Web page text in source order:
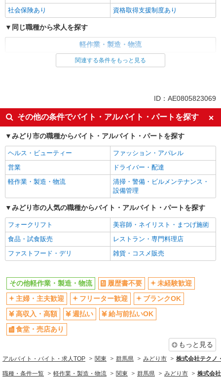
社会保険あり
資格取得支援制度あり
同じ職種から求人を探す
軽作業・製造・物流
同じ特徴から求人を探す関連する条件をもっと見る
ID：AE0805823069
その他の条件でバイト・アルバイト・パートを探す
みどり市の職種からバイト・アルバイト・パートを探す
ヘルス・ビューティー
ファッション・アパレル
営業
ドライバー・配達
軽作業・製造・物流
清掃・警備・ビルメンテナンス・
設備管理
みどり市の人気の職種からバイト・アルバイト・パートを探す
フォークリフト
美容師・ネイリスト・まつげ施術
食品・試食販売
レストラン・専門料理店
ファストフード・デリ
雑貨・コスメ販売
その他軽作業・製造・物流 履歴書不要
未経験歓迎
主婦・主夫歓迎
フリーター歓迎
ブランクOK
高収入・高額
週払い
給与前払いOK
食堂・売店あり
もっと見る
アルバイト・バイト・求人TOP 関東 群馬県 みどり市 株式会社テクノ
職種・条件一覧 軽作業・製造・物流 関東 群馬県 みどり市 株式会